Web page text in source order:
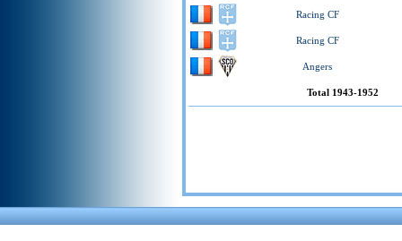
Racing CF
Racing CF
Angers
Total 1943-1952